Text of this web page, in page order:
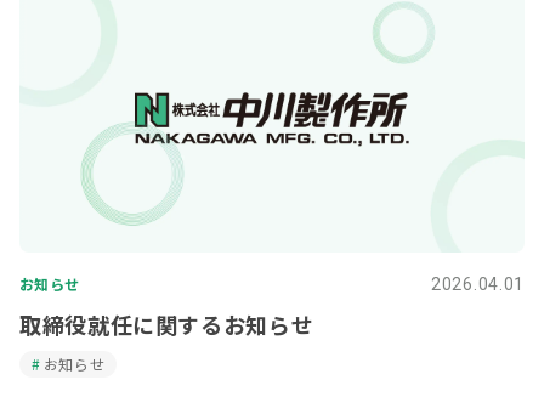
お知らせ 2026.04.01
取締役就任に関するお知らせ
お知らせ